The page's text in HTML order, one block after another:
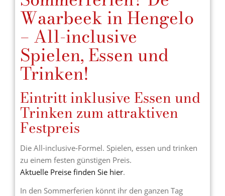
Waarbeek in Hengelo
– All-inclusive
Spielen, Essen und
Trinken!
Eintritt inklusive Essen und
Trinken zum attraktiven
Festpreis
Die All-inclusive-Formel. Spielen, essen und trinken
zu einem festen günstigen Preis.
Aktuelle Preise finden Sie hier.
In den Sommerferien könnt ihr den ganzen Tag